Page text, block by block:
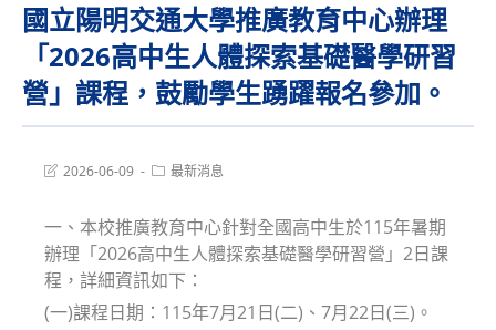
國立陽明交通大學推廣教育中心辦理
「2026高中生人體探索基礎醫學研習
營」課程，鼓勵學生踴躍報名參加。
Post2026-06-09
Post最新消息
一、本校推廣教育中心針對全國高中生於115年暑期
辦理「2026高中生人體探索基礎醫學研習營」2日課
程，詳細資訊如下：
(一)課程日期：115年7月21日(二)、7月22日(三)。